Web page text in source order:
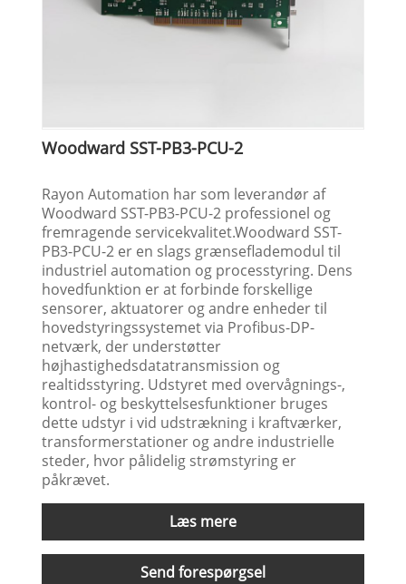
Woodward SST-PB3-PCU-2
Rayon Automation har som leverandør af
Woodward SST-PB3-PCU-2 professionel og
fremragende servicekvalitet.Woodward SST-
PB3-PCU-2 er en slags grænseflademodul til
industriel automation og processtyring. Dens
hovedfunktion er at forbinde forskellige
sensorer, aktuatorer og andre enheder til
hovedstyringssystemet via Profibus-DP-
netværk, der understøtter
højhastighedsdatatransmission og
realtidsstyring. Udstyret med overvågnings-,
kontrol- og beskyttelsesfunktioner bruges
dette udstyr i vid udstrækning i kraftværker,
transformerstationer og andre industrielle
steder, hvor pålidelig strømstyring er
påkrævet.
Læs mere
Send forespørgsel